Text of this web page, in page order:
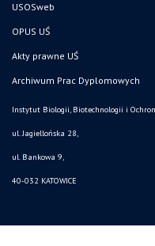
USOSweb
OPUS UŚ
Akty prawne UŚ
Archiwum Prac Dyplomowych
Instytut Biologii, Biotechnologii i
ul. Jagiellońska 28,
ul. Bankowa 9,
40-032 KATOWICE